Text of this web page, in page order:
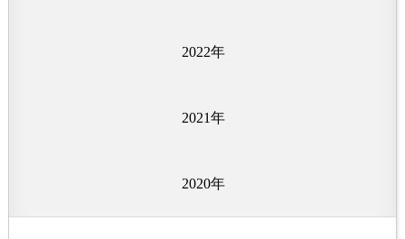
2022年
2021年
2020年